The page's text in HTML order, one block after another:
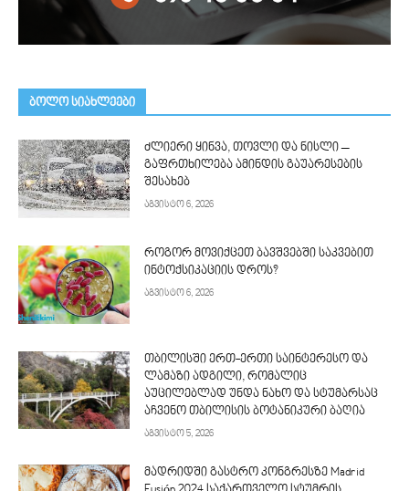
ᲑᲝᲚᲝ ᲡᲘᲐᲮᲚᲔᲔᲑᲘ
ძლიერი ყინვა, თოვლი და ნისლი –
გაფრთხილება ამინდის გაუარესების
შესახებ
აგვისტო 6, 2026
როგორ მოვიქცეთ ბავშვებში საკვებით
ინტოქსიკაციის დროს?
აგვისტო 6, 2026
თბილისში ერთ-ერთი საინტერესო და
ლამაზი ადგილი, რომალიც
აუცილებლად უნდა ნახო და სტუმარსაც
აჩვენო თბილისის ბოტანიკური ბაღია
აგვისტო 5, 2026
მადრიდში გასტრო კონგრესზე Madrid